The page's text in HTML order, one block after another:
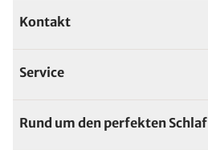
Kontakt
Service
Rund um den perfekten Schlaf